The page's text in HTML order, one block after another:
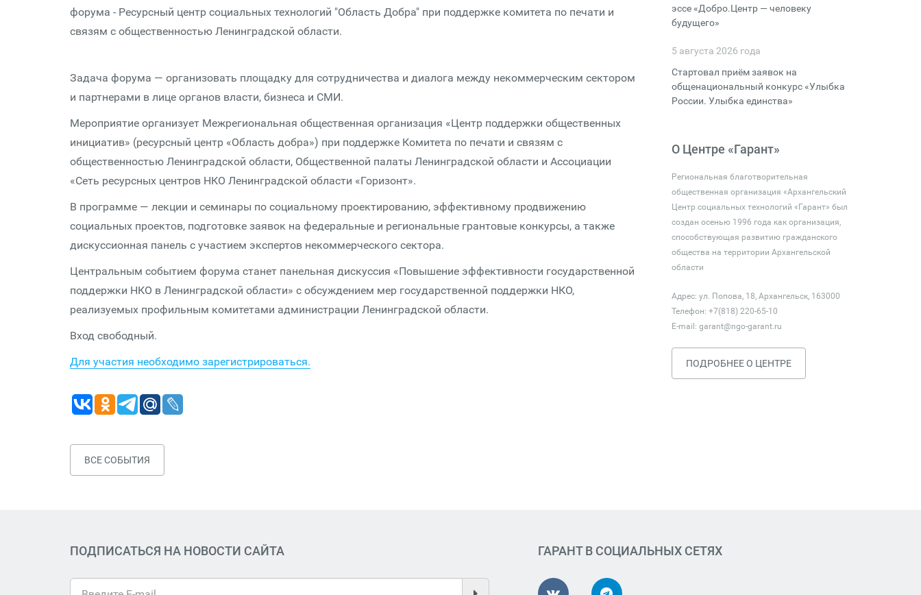
форума - Ресурсный центр социальных технологий "Область Добра" при поддержке комитета по печати и
связям с общественностью Ленинградской области.
Задача форума — организовать площадку для сотрудничества и диалога между некоммерческим сектором
и партнерами в лице органов власти, бизнеса и СМИ.
Мероприятие организует Межрегиональная общественная организация «Центр поддержки общественных
инициатив» (ресурсный центр «Область добра») при поддержке Комитета по печати и связям с
общественностью Ленинградской области, Общественной палаты Ленинградской области и Ассоциации
«Сеть ресурсных центров НКО Ленинградской области «Горизонт».
В программе — лекции и семинары по социальному проектированию, эффективному продвижению
социальных проектов, подготовке заявок на федеральные и региональные грантовые конкурсы, а также
дискуссионная панель с участием экспертов некоммерческого сектора.
Центральным событием форума станет панельная дискуссия «Повышение эффективности государственной
поддержки НКО в Ленинградской области» с обсуждением мер государственной поддержки НКО,
реализуемых профильным комитетами администрации Ленинградской области.
Вход свободный.
Для участия необходимо зарегистрироваться.
ВСЕ СОБЫТИЯ
эссе «Добро.Центр — человеку
будущего»
5 августа 2026 года
Стартовал приём заявок на
общенациональный конкурс «Улыбка
России. Улыбка единства»
О Центре «Гарант»
Региональная благотворительная
общественная организация «Архангельский
Центр социальных технологий «Гарант» был
создан осенью 1996 года как организация,
способствующая развитию гражданского
общества на территории Архангельской
области
Адрес: ул. Попова, 18, Архангельск, 163000
Телефон: +7(818) 220-65-10
E-mail: garant@ngo-garant.ru
ПОДРОБНЕЕ О ЦЕНТРЕ
ПОДПИСАТЬСЯ НА НОВОСТИ САЙТА ГАРАНТ В СОЦИАЛЬНЫХ СЕТЯХ